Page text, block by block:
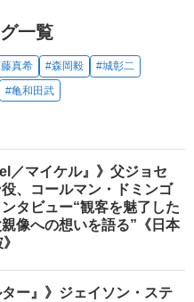
一覧
真希 #森岡毅
#城彰二
#亀和田武
／マイケル』》父ジョセ
、コールマン・ドミンゴ
タビュー“観客を魅了した
像への想いを語る”《日本
ター』》ジェイソン・ステ